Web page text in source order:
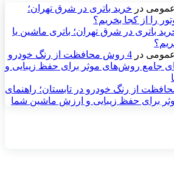
در خرید باتری در شرق تهران؛
را از کجا بخریم؟
باتری در شرق تهران؛ باتری ماشین یا
در
4 روش محافظت از رنگ خودرو
جامع روش‌های موثر برای حفظ زیبایی و
از رنگ خودرو در تابستان؛ راهنمای
برای حفظ زیبایی و ارزش ماشین شما